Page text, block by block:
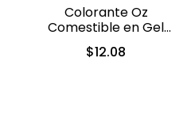
Colorante Oz
Comestible en Gel
Negro 10 ml (558)
$12.08